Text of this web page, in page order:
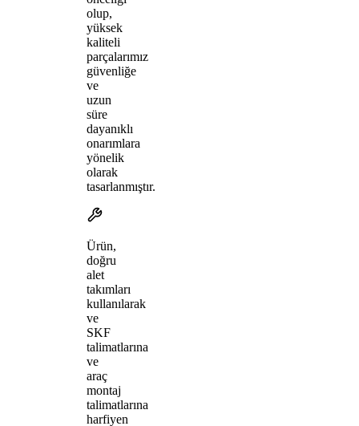
olup,
yüksek
kaliteli
parçalarımız
güvenliğe
ve
uzun
süre
dayanıklı
onarımlara
yönelik
olarak
tasarlanmıştır.
Ürün,
doğru
alet
takımları
kullanılarak
ve
SKF
talimatlarına
ve
araç
montaj
talimatlarına
harfiyen